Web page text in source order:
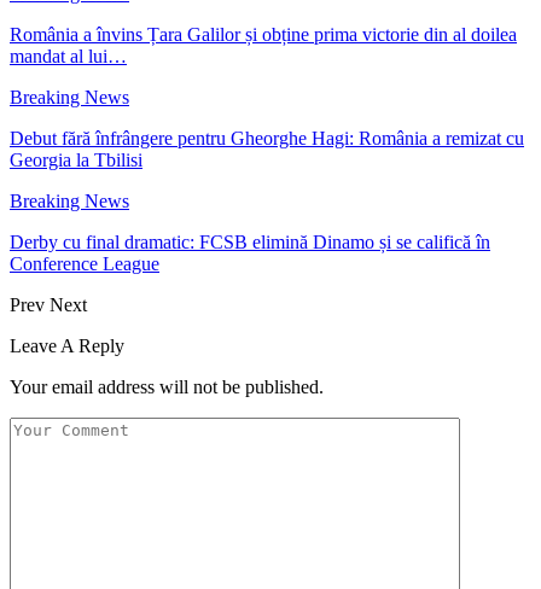
România a învins Țara Galilor și obține prima victorie din al doilea
mandat al lui…
Breaking News
Debut fără înfrângere pentru Gheorghe Hagi: România a remizat cu
Georgia la Tbilisi
Breaking News
Derby cu final dramatic: FCSB elimină Dinamo și se califică în
Conference League
Prev Next
Leave A Reply
Your email address will not be published.